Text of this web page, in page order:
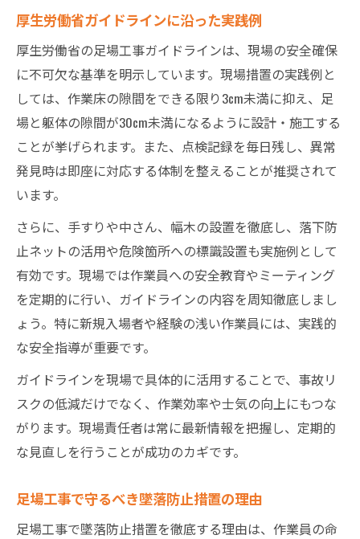
厚生労働省ガイドラインに沿った実践例
厚生労働省の足場工事ガイドラインは、現場の安全確保
に不可欠な基準を明示しています。現場措置の実践例と
しては、作業床の隙間をできる限り3cm未満に抑え、足
場と躯体の隙間が30cm未満になるように設計・施工する
ことが挙げられます。また、点検記録を毎日残し、異常
発見時は即座に対応する体制を整えることが推奨されて
います。
さらに、手すりや中さん、幅木の設置を徹底し、落下防
止ネットの活用や危険箇所への標識設置も実施例として
有効です。現場では作業員への安全教育やミーティング
を定期的に行い、ガイドラインの内容を周知徹底しまし
ょう。特に新規入場者や経験の浅い作業員には、実践的
な安全指導が重要です。
ガイドラインを現場で具体的に活用することで、事故リ
スクの低減だけでなく、作業効率や士気の向上にもつな
がります。現場責任者は常に最新情報を把握し、定期的
な見直しを行うことが成功のカギです。
足場工事で守るべき墜落防止措置の理由
足場工事で墜落防止措置を徹底する理由は、作業員の命